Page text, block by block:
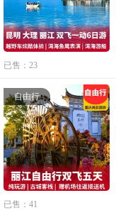
已售：23
自由行
已售：41